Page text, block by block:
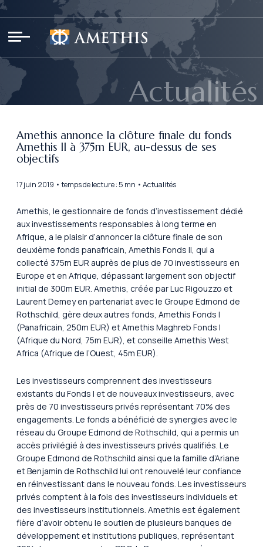
Actualités
Amethis annonce la clôture finale du fonds
Amethis II à 375m EUR, au-dessus de ses
objectifs
17 juin 2019 • temps de lecture : 5 mn • Actualités
Amethis, le gestionnaire de fonds d’investissement dédié
aux investissements responsables à long terme en
Afrique, a le plaisir d’annoncer la clôture finale de son
deuxième fonds panafricain, Amethis Fonds II, qui a
collecté 375m EUR auprès de plus de 70 investisseurs en
Europe et en Afrique, dépassant largement son objectif
initial de 300m EUR. Amethis, créée par Luc Rigouzzo et
Laurent Demey en partenariat avec le Groupe Edmond de
Rothschild, gère deux autres fonds, Amethis Fonds I
(Panafricain, 250m EUR) et Amethis Maghreb Fonds I
(Afrique du Nord, 75m EUR), et conseille Amethis West
Africa (Afrique de l’Ouest, 45m EUR).
Les investisseurs comprennent des investisseurs
existants du Fonds I et de nouveaux investisseurs, avec
près de 70 investisseurs privés représentant 70% des
engagements. Le fonds a bénéficié de synergies avec le
réseau du Groupe Edmond de Rothschild, qui a permis un
accès privilégié à des investisseurs privés qualifiés. Le
Groupe Edmond de Rothschild ainsi que la famille d’Ariane
et Benjamin de Rothschild lui ont renouvelé leur confiance
en réinvestissant dans le nouveau fonds. Les investisseurs
privés comptent à la fois des investisseurs individuels et
des investisseurs institutionnels. Amethis est également
fière d’avoir obtenu le soutien de plusieurs banques de
développement et institutions publiques, représentant
Panneau de gestion des cookies